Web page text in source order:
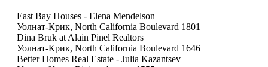
East Bay Houses - Elena Mendelson
Уолнат-Крик, North California Boulevard 1801
Dina Bruk at Alain Pinel Realtors
Уолнат-Крик, North California Boulevard 1646
Better Homes Real Estate - Julia Kazantsev